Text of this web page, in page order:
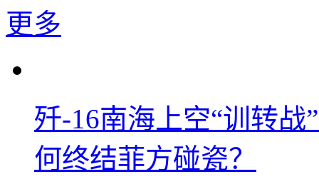
更多
歼-16南海上空“训转
何终结菲方碰瓷？